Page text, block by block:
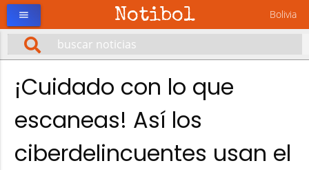
Notibol Bolivia
menu
¡Cuidado con lo que
escaneas! Así los
ciberdelincuentes usan el